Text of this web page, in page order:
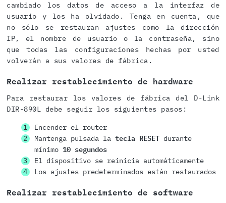
cambiado los datos de acceso a la interfaz de
usuario y los ha olvidado. Tenga en cuenta, que
no sólo se restauran ajustes como la dirección
IP, el nombre de usuario o la contraseña, sino
que todas las configuraciones hechas por usted
volverán a sus valores de fábrica.
Realizar restablecimiento de hardware
Para restaurar los valores de fábrica del D-Link
DIR-890L debe seguir los siguientes pasos:
Encender el router
Mantenga pulsada la tecla RESETdurante
mínimo 10 segundos
El dispositivo se reinicia automáticamente
Los ajustes predeterminados están restaurados
Realizar restablecimiento de software